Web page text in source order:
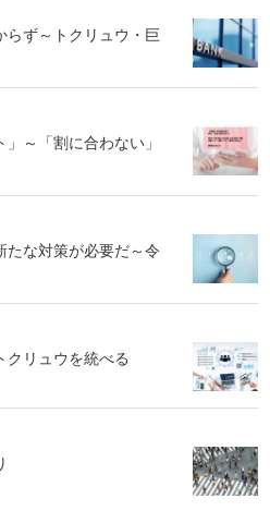
らず～トクリュウ・巨
～「割に合わない」
たな対策が必要だ～令
クリュウを統べる